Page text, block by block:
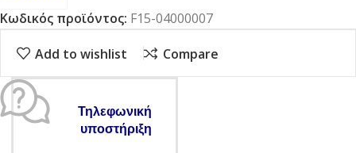
Κωδικός προϊόντος: F15-04000007
Add to wishlist Compare
Τηλεφωνική
υποστήριξη